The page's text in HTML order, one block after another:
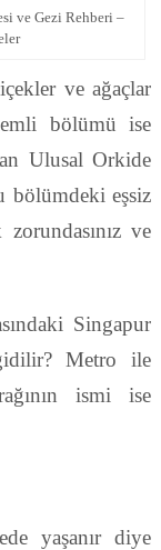
ve Gezi Rehberi –
ve ağaçlar
bölümü ise
Ulusal Orkide
bölümdeki eşsiz
ve
Singapur
Metro ile
ismi ise
yaşanır diye